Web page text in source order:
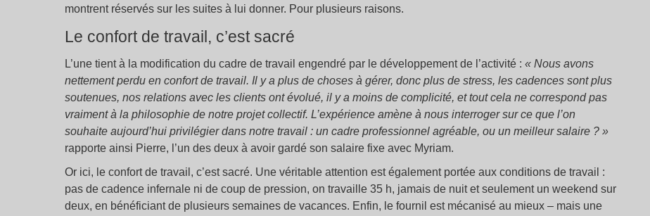
montrent réservés sur les suites à lui donner. Pour plusieurs raisons.
Le confort de travail, c’est sacré
L’une tient à la modification du cadre de travail engendré par le développement de l’activité : « Nous avons
nettement perdu en confort de travail. Il y a plus de choses à gérer, donc plus de stress, les cadences sont plus
soutenues, nos relations avec les clients ont évolué, il y a moins de complicité, et tout cela ne correspond pas
vraiment à la philosophie de notre projet collectif. L’expérience amène à nous interroger sur ce que l’on
souhaite aujourd’hui privilégier dans notre travail : un cadre professionnel agréable, ou un meilleur salaire ? »
rapporte ainsi Pierre, l’un des deux à avoir gardé son salaire fixe avec Myriam.
Or ici, le confort de travail, c’est sacré. Une véritable attention est également portée aux conditions de travail :
pas de cadence infernale ni de coup de pression, on travaille 35 h, jamais de nuit et seulement un weekend sur
deux, en bénéficiant de plusieurs semaines de vacances. Enfin, le fournil est mécanisé au mieux – mais une